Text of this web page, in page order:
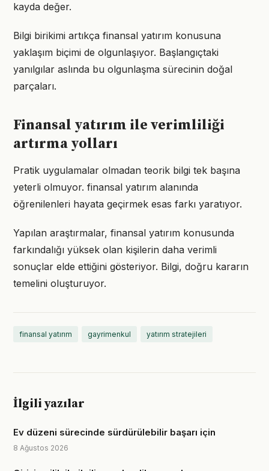
kayda değer.
Bilgi birikimi artıkça finansal yatırım konusuna
yaklaşım biçimi de olgunlaşıyor. Başlangıçtaki
yanılgılar aslında bu olgunlaşma sürecinin doğal
parçaları.
Finansal yatırım ile verimliliği
artırma yolları
Pratik uygulamalar olmadan teorik bilgi tek başına
yeterli olmuyor. finansal yatırım alanında
öğrenilenleri hayata geçirmek esas farkı yaratıyor.
Yapılan araştırmalar, finansal yatırım konusunda
farkındalığı yüksek olan kişilerin daha verimli
sonuçlar elde ettiğini gösteriyor. Bilgi, doğru kararın
temelini oluşturuyor.
finansal yatırım gayrimenkul yatırım stratejileri
İlgili yazılar
Ev düzeni sürecinde sürdürülebilir başarı için
8 Ağustos 2026